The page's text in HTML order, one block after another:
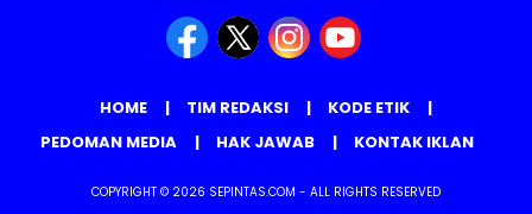
HOME TIM REDAKSI
KODE ETIK
PEDOMAN MEDIA
HAK JAWAB KONTAK IKLAN
COPYRIGHT © 2026 SEPINTAS.COM - ALL RIGHTS RESERVED